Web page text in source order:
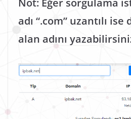
Not: Eğer sorgulama
adı “.com” uzantılı
alan adını